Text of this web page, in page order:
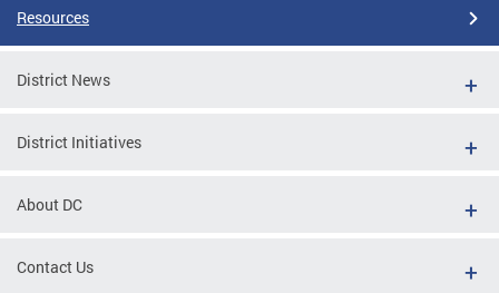
Resources
District News
District Initiatives
About DC
Contact Us